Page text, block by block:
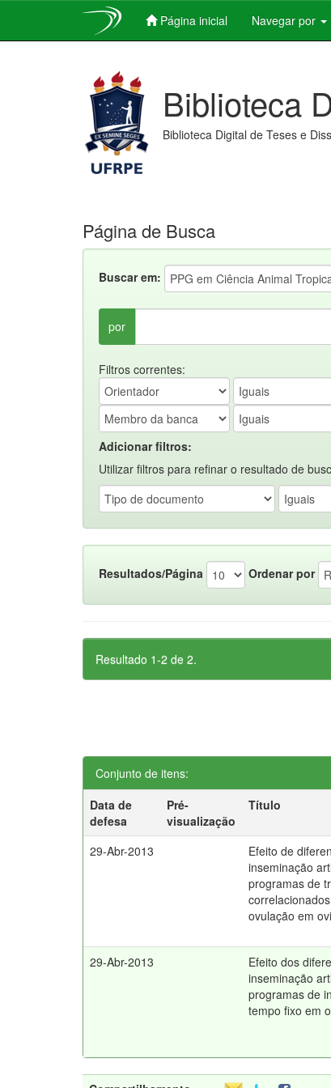
Página inicial Navegar por
Biblioteca
Biblioteca Digital de Teses e
Página de Busca
Buscar em:
por
Filtros correntes:
Adicionar filtros:
Utilizar filtros para refinar o resultado de
Resultados/Página Ordenar por
Resultado 1-2 de 2.
Conjunto de itens:
Data de
defesa
Pré-
visualização
Título
29-Abr-2013
Efeito de
inseminação
programas de
ovulação em
29-Abr-2013
Efeito dos
inseminação
programas de
tempo fixo em